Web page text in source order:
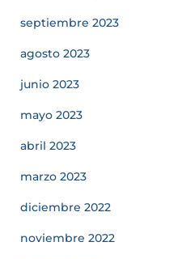
septiembre 2023
agosto 2023
junio 2023
mayo 2023
abril 2023
marzo 2023
diciembre 2022
noviembre 2022